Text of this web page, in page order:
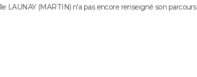
LAUNAY (MARTIN) n'a pas encore renseigné son parcours